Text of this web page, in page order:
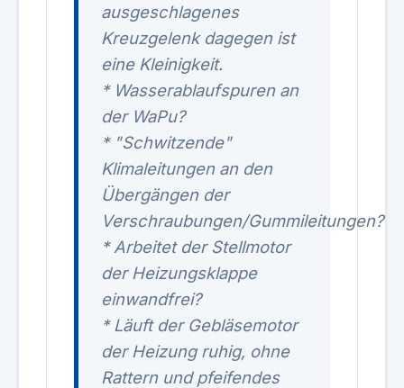
ausgeschlagenes
Kreuzgelenk dagegen ist
eine Kleinigkeit.
* Wasserablaufspuren an
der WaPu?
* "Schwitzende"
Klimaleitungen an den
Übergängen der
Verschraubungen/Gummileitungen?
* Arbeitet der Stellmotor
der Heizungsklappe
einwandfrei?
* Läuft der Gebläsemotor
der Heizung ruhig, ohne
Rattern und pfeifendes